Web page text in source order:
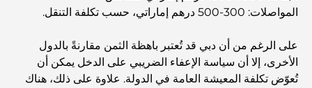
أشياء يمكنك القيام بها في وسط مدينة دبي: دليلك الشامل
أفضل أماكن الإفطار في دبي: أفضل 7 أماكن لا تُضاهى لتجربة
إفطار رمضاني لا يُنسى
المواصلات: 300-500 درهم إماراتي، حسب تكلفة التنقل.
على الرغم من أن دبي قد تُعتبر باهظة الثمن مقارنةً بالدول
الأخرى، إلا أن سياسة الإعفاء الضريبي على الدخل يمكن أن
تُعوّض تكلفة المعيشة العامة في الدولة. علاوة على ذلك، هناك